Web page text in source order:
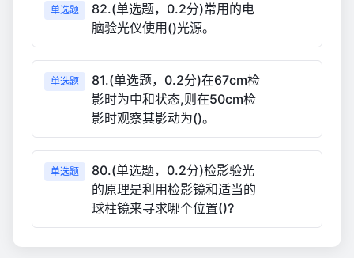
单选题
82.(单选题，0.2分)常用的电
脑验光仪使用()光源。
单选题
81.(单选题，0.2分)在67cm检
影时为中和状态,则在50cm检
影时观察其影动为()。
单选题
80.(单选题，0.2分)检影验光
的原理是利用检影镜和适当的
球柱镜来寻求哪个位置()?